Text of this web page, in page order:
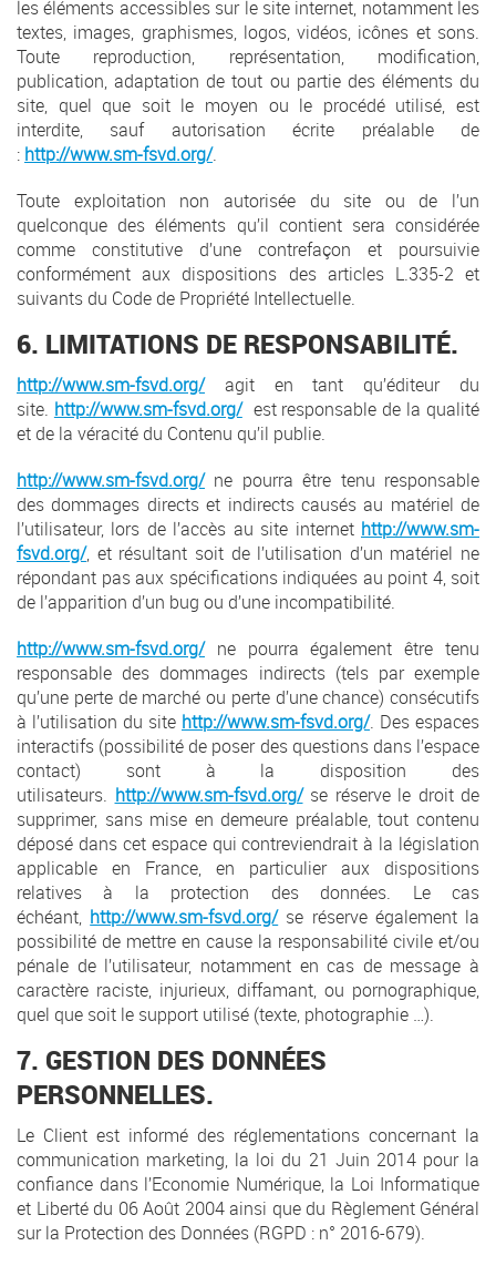
les éléments accessibles sur le site internet, notamment les
textes, images, graphismes, logos, vidéos, icônes et sons.
Toute reproduction, représentation, modification,
publication, adaptation de tout ou partie des éléments du
site, quel que soit le moyen ou le procédé utilisé, est
interdite, sauf autorisation écrite préalable de
: http://www.sm-fsvd.org/.
Toute exploitation non autorisée du site ou de l’un
quelconque des éléments qu’il contient sera considérée
comme constitutive d’une contrefaçon et poursuivie
conformément aux dispositions des articles L.335-2 et
suivants du Code de Propriété Intellectuelle.
6. LIMITATIONS DE RESPONSABILITÉ.
http://www.sm-fsvd.org/agit en tant qu’éditeur du
site. http://www.sm-fsvd.org/est responsable de la qualité
et de la véracité du Contenu qu’il publie.
http://www.sm-fsvd.org/ne pourra être tenu responsable
des dommages directs et indirects causés au matériel de
l’utilisateur, lors de l’accès au site internet http://www.sm-
fsvd.org/, et résultant soit de l’utilisation d’un matériel ne
répondant pas aux spécifications indiquées au point 4, soit
de l’apparition d’un bug ou d’une incompatibilité.
http://www.sm-fsvd.org/ne pourra également être tenu
responsable des dommages indirects (tels par exemple
qu’une perte de marché ou perte d’une chance) consécutifs
à l’utilisation du site http://www.sm-fsvd.org/. Des espaces
interactifs (possibilité de poser des questions dans l’espace
contact) sont à la disposition des
utilisateurs. http://www.sm-fsvd.org/se réserve le droit de
supprimer, sans mise en demeure préalable, tout contenu
déposé dans cet espace qui contreviendrait à la législation
applicable en France, en particulier aux dispositions
relatives à la protection des données. Le cas
échéant, http://www.sm-fsvd.org/se réserve également la
possibilité de mettre en cause la responsabilité civile et/ou
pénale de l’utilisateur, notamment en cas de message à
caractère raciste, injurieux, diffamant, ou pornographique,
quel que soit le support utilisé (texte, photographie …).
7. GESTION DES DONNÉES
PERSONNELLES.
Le Client est informé des réglementations concernant la
communication marketing, la loi du 21 Juin 2014 pour la
confiance dans l’Economie Numérique, la Loi Informatique
et Liberté du 06 Août 2004 ainsi que du Règlement Général
sur la Protection des Données (RGPD : n° 2016-679).